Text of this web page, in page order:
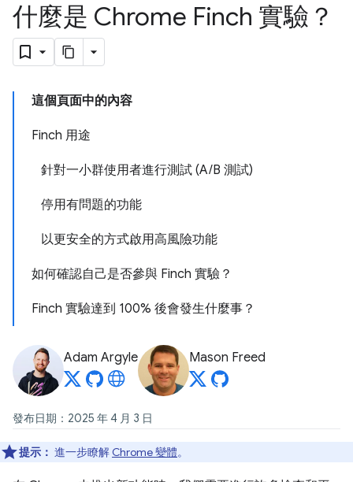
什麼是 Chrome Finch 實驗？
這個頁面中的內容
Finch 用途
針對一小群使用者進行測試 (A/B 測試)
停用有問題的功能
以更安全的方式啟用高風險功能
如何確認自己是否參與 Finch 實驗？
Finch 實驗達到 100% 後會發生什麼事？
Adam Argyle Mason Freed
發布日期：2025 年 4 月 3 日
提示： 進一步瞭解 Chrome 變體。